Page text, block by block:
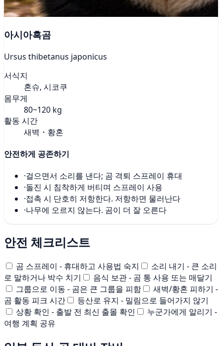
아시아흑곰
Ursus thibetanus japonicus
서식지
혼슈, 시코쿠
몸무게
80~120 kg
활동 시간
새벽・황혼
안전하게 공존하기
·걸으면서 소리를 낸다; 곰 격퇴 스프레이 휴대
·돌진 시 침착하게 버티며 스프레이 사용
·접촉 시 단호히 저항한다. 저항하면 물러난다
·나무에 오르지 않는다. 곰이 더 잘 오른다
안전 체크리스트
곰 스프레이 - 휴대하고 사용법 숙지
소리 내기 - 큰 소리
로 말하거나 박수 치기
음식 보관 - 곰 통 사용 또는 매달기
그룹으로 이동 - 곰은 큰 그룹을 피함
새벽/황혼 피하기 -
곰 활동 피크 시간
등산로 유지 - 밀림으로 들어가지 않기
상황 확인 - 출발 전 최신 출몰 확인
누군가에게 알리기 -
여행 계획 공유